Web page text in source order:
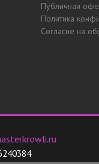
Публичная
Политика
Согласие на